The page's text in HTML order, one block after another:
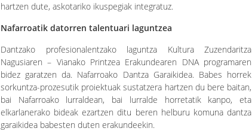
hartzen dute, askotariko ikuspegiak integratuz.
Nafarroatik datorren talentuari laguntzea
Dantzako profesionalentzako laguntza Kultura Zuzendaritza
Nagusiaren – Vianako Printzea Erakundearen DNA programaren
bidez garatzen da. Nafarroako Dantza Garaikidea. Babes horrek
sorkuntza-prozesutik proiektuak sustatzera hartzen du bere baitan,
bai Nafarroako lurraldean, bai lurralde horretatik kanpo, eta
elkarlanerako bideak ezartzen ditu beren helburu komuna dantza
garaikidea babesten duten erakundeekin.